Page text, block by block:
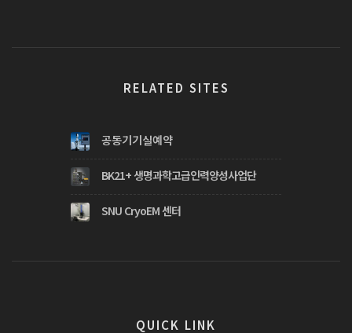
RELATED SITES
공동기기실예약
BK21+ 생명과학고급인력양성사업단
SNU CryoEM 센터
QUICK LINK